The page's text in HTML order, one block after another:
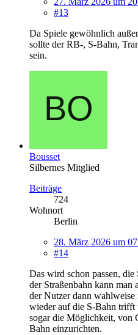
#13
Da Spiele gewöhnlich
sollte der RB-, S-Bahn,
sein.
Bousset
Silbernes Mitglied
Beiträge
724
Wohnort
Berlin
28. März 2026 um
#14
Das wird schon passen,
der Straßenbahn kann
der Nutzer dann
wieder auf die S-Bahn trifft
sogar die Möglichkeit, von
Bahn einzurichten.